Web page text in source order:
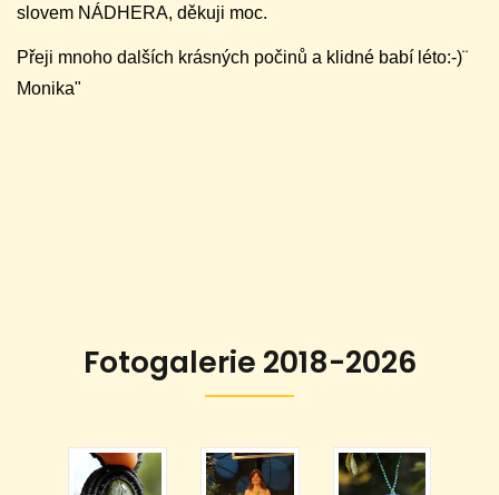
slovem NÁDHERA, děkuji moc.
Přeji mnoho dalších krásných počinů a klidné babí léto:-)¨
Monika"
Fotogalerie 2018-2026